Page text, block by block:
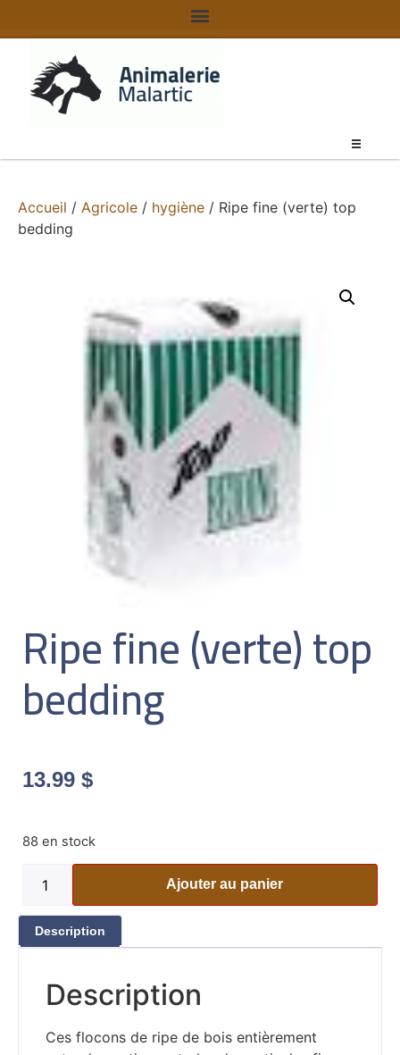
Accueil / Agricole / hygiène / Ripe fine (verte) top
bedding
Ripe fine (verte) top
bedding
13.99 $
88 en stock
Ajouter au panier
Description
Description
Ces flocons de ripe de bois entièrement